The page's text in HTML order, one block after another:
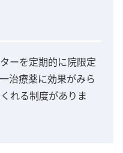
ーを定期的に院限定
治療薬に効果がみら
れる制度がありま